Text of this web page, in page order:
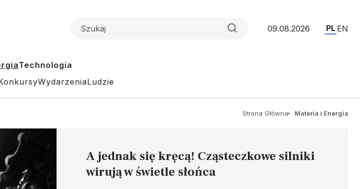
09.08.2026 PL EN
Technologia
WydarzeniaLudzie
Strona Główna Materia i Energia
A jednak się kręcą! Cząsteczkowe silniki
wirują w świetle słońca